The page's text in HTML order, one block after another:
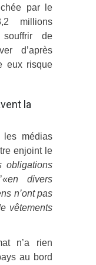
par le
millions
souffrir de
d’après
eux risque
la
les médias
enjoint le
obligations
«en divers
n’ont pas
vêtements
n’a rien
au bord